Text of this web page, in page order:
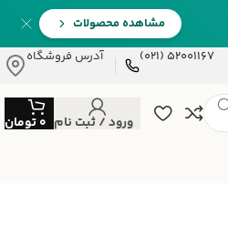
مشاهده محصولات
52001167 (021)
آدرس فروشگاه
ورود / ثبت نام 0تومان